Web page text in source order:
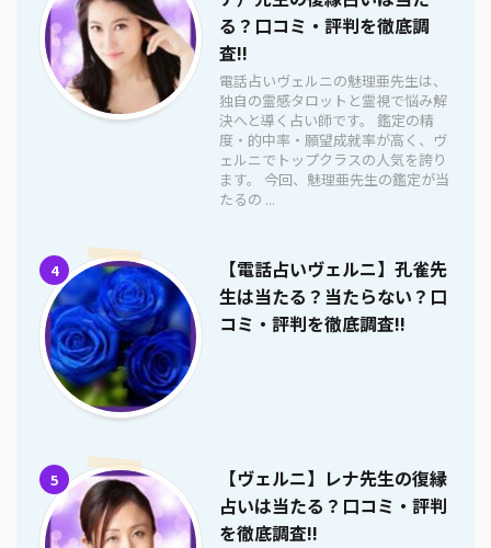
る？口コミ・評判を徹底調
査!!
電話占いヴェルニの魅理亜先生は、
独自の霊感タロットと霊視で悩み解
決へと導く占い師です。 鑑定の精
度・的中率・願望成就率が高く、ヴ
ェルニでトップクラスの人気を誇り
ます。 今回、魅理亜先生の鑑定が当
たるの ...
4
【電話占いヴェルニ】孔雀先
生は当たる？当たらない？口
コミ・評判を徹底調査!!
5
【ヴェルニ】レナ先生の復縁
占いは当たる？口コミ・評判
を徹底調査!!